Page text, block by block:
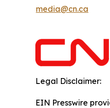
media@cn.ca
Legal Disclaimer:
EIN Presswire